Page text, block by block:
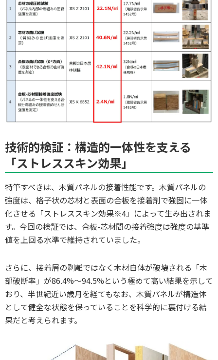
技術的検証：構造的一体性を支える
「ストレススキン効果」
特筆すべきは、木質パネルの接着性能です。木質パネルの
強度は、格子状の芯材と表面の合板を接着剤で強固に一体
化させる「ストレススキン効果※4」によって生み出されま
す。今回の検証では、合板-芯材間の接着強度は強度の基準
値を上回る水準で維持されていました。
さらに、接着層の剥離ではなく木材自体が破壊される「木
部破断率」が86.4%～94.5%という極めて高い結果を示して
おり、半世紀近い歳月を経てもなお、木質パネルが構造体
として健全な状態を保っていることを科学的に裏付ける結
果だと考えられます。